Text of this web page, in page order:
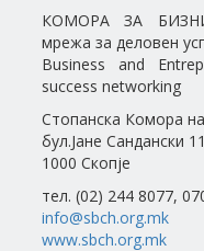
КОМОРА ЗА
мрежа за деловен
Business and
success networking
Стопанска Комора
бул.Јане Сандански
1000 Скопје
тел. (02) 244 8077,
info@sbch.org.mk
www.sbch.org.mk